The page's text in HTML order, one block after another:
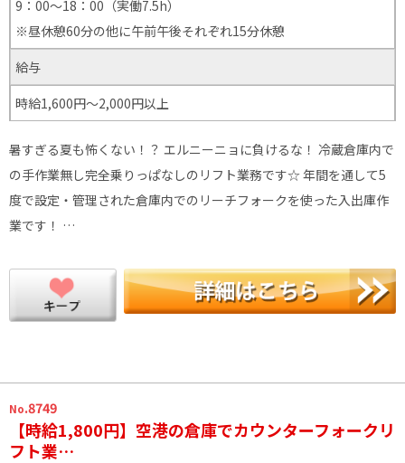
9：00～18：00（実働7.5h）
※昼休憩60分の他に午前午後それぞれ15分休憩
給与
時給1,600円～2,000円以上
暑すぎる夏も怖くない！？ エルニーニョに負けるな！ 冷蔵倉庫内で
の手作業無し完全乗りっぱなしのリフト業務です☆ 年間を通して5
度で設定・管理された倉庫内でのリーチフォークを使った入出庫作
業です！ …
No.8749
【時給1,800円】空港の倉庫でカウンターフォークリ
フト業…